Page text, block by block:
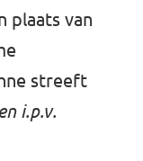
plaats van
streeft
i.p.v.